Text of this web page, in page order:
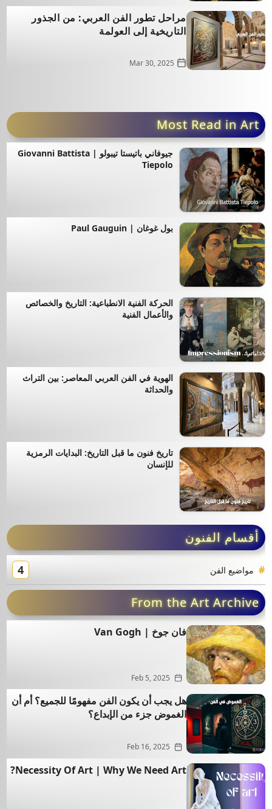
مراحل تطور الفن العربي: من الجذور
التاريخية إلى العولمة
Mar 30, 2025
Most Read in Art
جيوفاني باتيستا تيبولو | Giovanni Battista
Tiepolo
بول غوغان | Paul Gauguin
الحركة الفنية الانطباعية: التاريخ والخصائص
والأعمال الفنية
الهوية في الفن العربي المعاصر: بين التراث
والحداثة
تاريخ فنون ما قبل التاريخ: البدايات الرمزية
للإنسان
أقسام الفنون
مواضيع الفن 4
From the Art Archive
فان جوخ | Van Gogh
Feb 5, 2025
هل يجب أن يكون الفن مفهومًا للجميع؟ أم أن
الغموض جزء من الإبداع؟
Feb 16, 2025
Necessity Of Art | Why We Need Art?